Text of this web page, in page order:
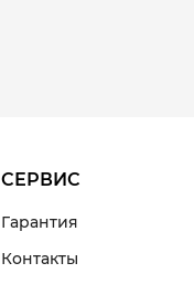
СЕРВИС
Гарантия
Контакты